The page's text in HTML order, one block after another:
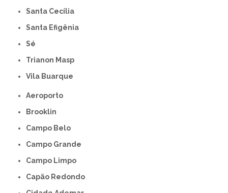
Santa Cecília
Santa Efigênia
Sé
Trianon Masp
Vila Buarque
Aeroporto
Brooklin
Campo Belo
Campo Grande
Campo Limpo
Capão Redondo